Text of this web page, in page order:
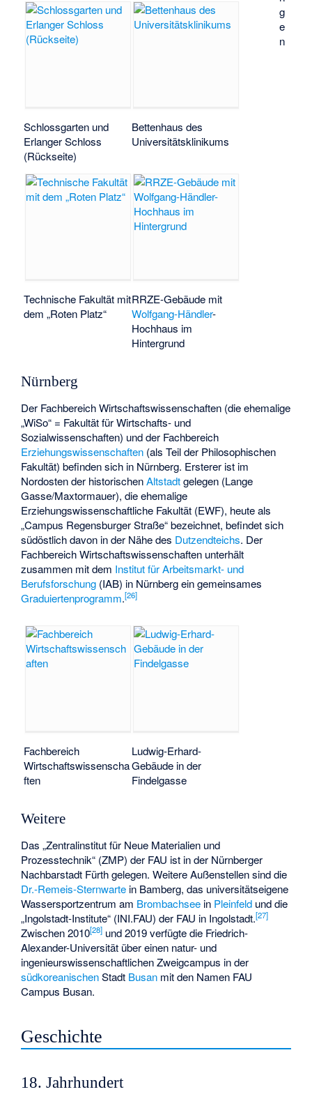
g
e
n
Schlossgarten und
Erlanger Schloss
(Rückseite)
Bettenhaus des
Universitätsklinikums
Technische Fakultät mit
dem „Roten Platz“
RRZE-Gebäude mit
Wolfgang-Händler-
Hochhaus im
Hintergrund
Nürnberg
Der Fachbereich Wirtschaftswissenschaften (die ehemalige
„WiSo“ = Fakultät für Wirtschafts- und
Sozialwissenschaften) und der Fachbereich
Erziehungswissenschaften (als Teil der Philosophischen
Fakultät) befinden sich in Nürnberg. Ersterer ist im
Nordosten der historischenAltstadtgelegen (Lange
Gasse/Maxtormauer), die ehemalige
Erziehungswissenschaftliche Fakultät (EWF), heute als
„Campus Regensburger Straße“ bezeichnet, befindet sich
südöstlich davon in der Nähe des Dutzendteichs. Der
Fachbereich Wirtschaftswissenschaften unterhält
zusammen mit dem Institut für Arbeitsmarkt- und
Berufsforschung (IAB) in Nürnberg ein gemeinsames
Graduiertenprogramm.[26]
Fachbereich
Wirtschaftswissenscha
ften
Ludwig-Erhard-
Gebäude in der
Findelgasse
Weitere
Das „Zentralinstitut für Neue Materialien und
Prozesstechnik“ (ZMP) der FAU ist in der Nürnberger
Nachbarstadt Fürth gelegen. Weitere Außenstellen sind die
Dr.-Remeis-Sternwarte in Bamberg, das universitätseigene
Wassersportzentrum am Brombachsee in Pleinfeld und die
„Ingolstadt-Institute“ (INI.FAU) der FAU in Ingolstadt.[27]
Zwischen 2010[28] und 2019 verfügte die Friedrich-
Alexander-Universität über einen natur- und
ingenieurswissenschaftlichen Zweigcampus in der
südkoreanischenStadt Busan mit den Namen FAU
Campus Busan.
Geschichte
18. Jahrhundert